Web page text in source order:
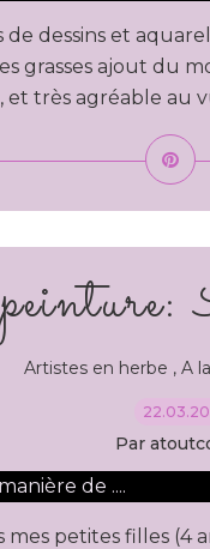
de dessins et
grasses ajout du
et très agréable au
Artistes en herbe , A
Par
mes petites filles (4